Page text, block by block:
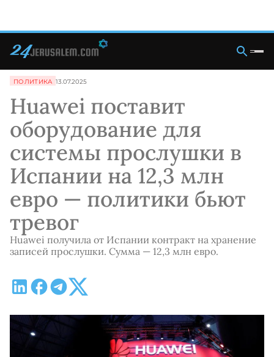
ПОЛИТИКА 13.07.2025
Huawei поставит
оборудование для
системы прослушки в
Испании на 12,3 млн
евро — политики бьют
тревог
Huawei получила от Испании контракт на хранение
записей прослушки. Сумма — 12,3 млн евро.